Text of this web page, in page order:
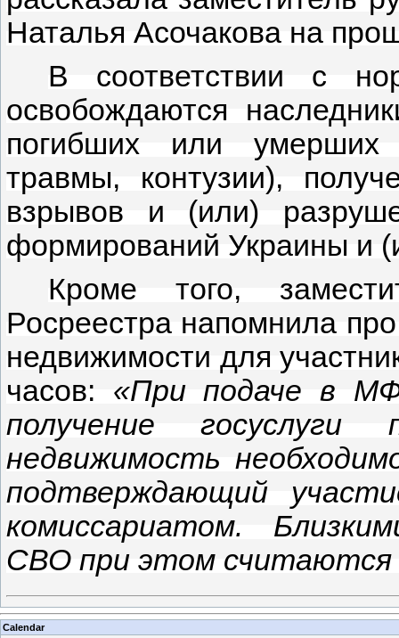
Наталья Асочакова на
В соответствии с
освобождаются
погибших или умерших
травмы, контузии),
взрывов и (или)
формирований Украины и
Кроме того,
Росреестра напомнила
недвижимости для
часов: «При подаче в
получение
недвижимость
подтверждающий
комиссариатом.
СВО при этом считаются
Calendar